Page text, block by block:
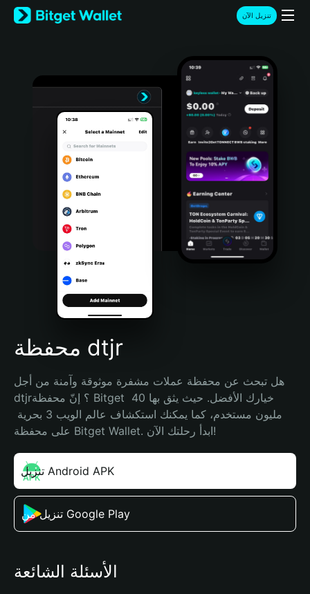
English
日本語
Türkçe
Português (Portugal)
Bahasa Indonesia
Português (Brasil)
Español (Argentina)
تنزيل الآن
محفظة dtjr
هل تبحث عن محفظة عملات مشفرة موثوقة وآمنة من أجل
dtjr؟ إنّ محفظة Bitget خيارك الأفضل. حيث يثق بها 40
على محفظة Bitget Wallet. ابدأ رحلتك الآن!
تنزيل Android APK
تنزيل من Google Play
الأسئلة الشائعة